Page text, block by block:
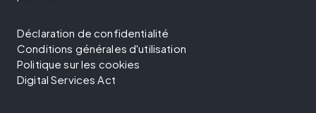
Déclaration de confidentialité
Conditions générales d'utilisation
Politique sur les cookies
Digital Services Act